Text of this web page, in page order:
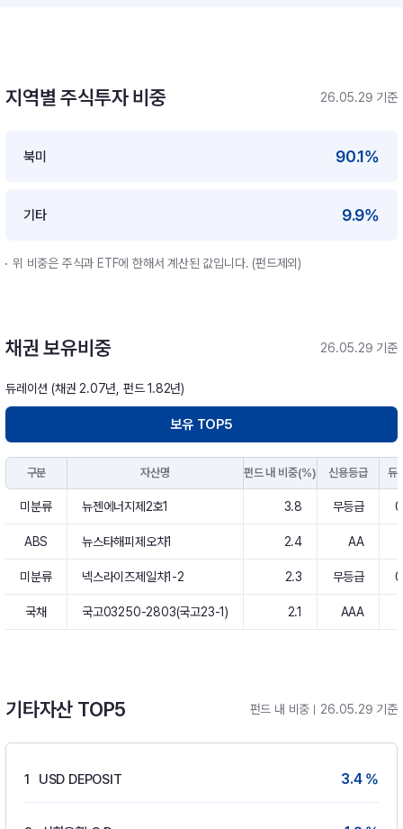
지역별 주식투자 비중 26.05.29 기준
북미 90.1%
기타 9.9%
위 비중은 주식과 ETF에 한해서 계산된 값입니다. (펀드제외)
채권 보유비중 26.05.29 기준
듀레이션 (채권 2.07년, 펀드 1.82년)
보유 TOP5
구분 자산명 펀드 내 비중(%) 신용등급 듀
미분류 뉴젠에너지제2호1 3.8 무등급
ABS 뉴스타해피제오차1 2.4 AA
미분류 넥스라이즈제일차1-2 2.3 무등급
국채 국고03250-2803(국고23-1) 2.1 AAA
기타자산 TOP5 펀드 내 비중 26.05.29 기준
1 USD DEPOSIT 3.4 %